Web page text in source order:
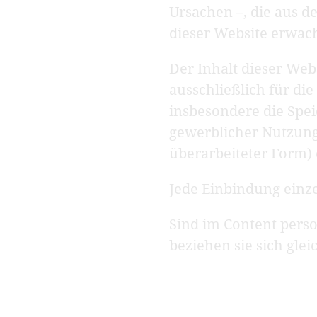
Ursachen –, die aus
dieser Website
Der Inhalt dieser
ausschließlich für
insbesondere die
gewerblicher
überarbeiteter
Jede Einbindung
Sind im Content
beziehen sie sich